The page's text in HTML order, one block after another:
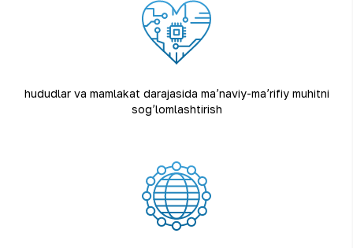
hududlar va mamlakat darajasida maʼnaviy-maʼrifiy muhitni
sogʼlomlashtirish